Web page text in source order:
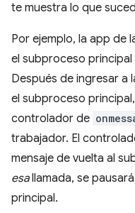
te muestra lo que
Por ejemplo, la app de
el subproceso
Después de ingresar a
el subproceso
controlador de
trabajador. El
mensaje de vuelta al
esallamada, se
principal.